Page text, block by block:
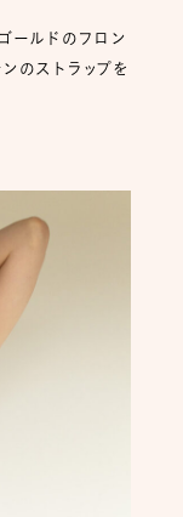
ールドのフロン
のストラップを